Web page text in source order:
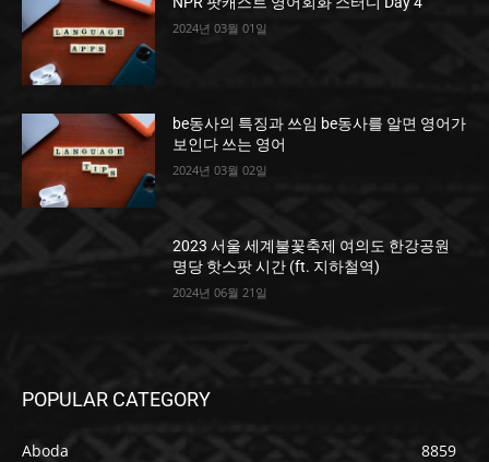
2024년 03월 01일
be동사의 특징과 쓰임 be동사를 알면 영어가
보인다 쓰는 영어
2024년 03월 02일
2023 서울 세계불꽃축제 여의도 한강공원
명당 핫스팟 시간 (ft. 지하철역)
2024년 06월 21일
POPULAR CATEGORY
Aboda
8859